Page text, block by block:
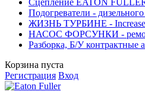
Сцепление EATON
Подогреватели -
ЖИЗНЬ ТУРБИНЕ - Increase
НАСОС ФОРСУНКИ -
Разборка, Б/У контрактные
Корзина пуста
Регистрация Вход